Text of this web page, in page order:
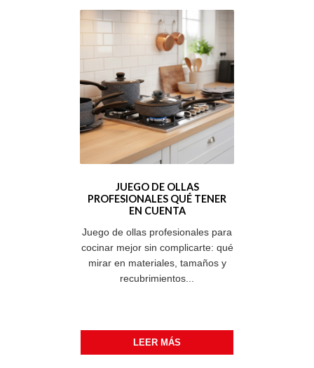
JUEGO DE OLLAS
PROFESIONALES QUÉ TENER
EN CUENTA
Juego de ollas profesionales para
cocinar mejor sin complicarte: qué
mirar en materiales, tamaños y
recubrimientos...
LEER MÁS